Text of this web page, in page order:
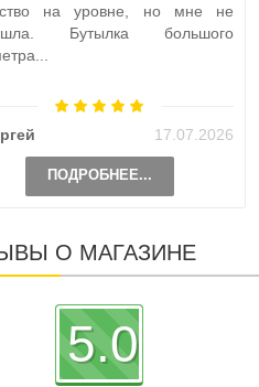
на уровне, но мне не
Бутылка большого
17.07.2026
ПОДРОБНЕЕ...
О МАГАЗИНЕ
5.0